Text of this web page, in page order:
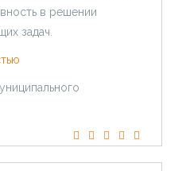
в решении
задач.